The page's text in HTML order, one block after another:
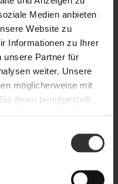
Medien anbieten
Website zu
Informationen zu Ihrer
unsere Partner für
weiter. Unsere
möglicherweise mit
ihnen bereitgestellt
weiter dabei gedacht“,
des Zweijährigen
wurden inzwischen
auch die Kunstwelt
Laurent seine Werke
Kunstmesse, der ART